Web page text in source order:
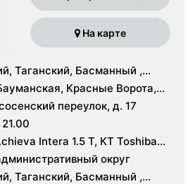
На карте
Таганский, Басманный ,
Красные Ворота,
Лубянка, Площадь Ильича,
Чкаловская
переулок, д. 17
Intera 1.5 T, КТ Toshiba
УЗИ
округ
Таганский, Басманный ,